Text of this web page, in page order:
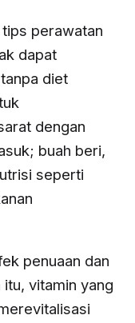
perawatan
dapat
diet
dengan
buah beri,
seperti
penuaan dan
vitamin yang